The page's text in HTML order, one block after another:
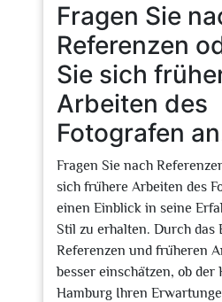
Fragen Sie
Referenzen
Sie sich
Arbeiten des
Fotografen
Fragen Sie nach
sich frühere Arbeiten des
einen Einblick in seine
Stil zu erhalten. Durch das
Referenzen und früheren
besser einschätzen, ob der
Hamburg Ihren